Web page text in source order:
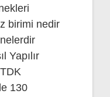
birimi nedir
Yapılır
130